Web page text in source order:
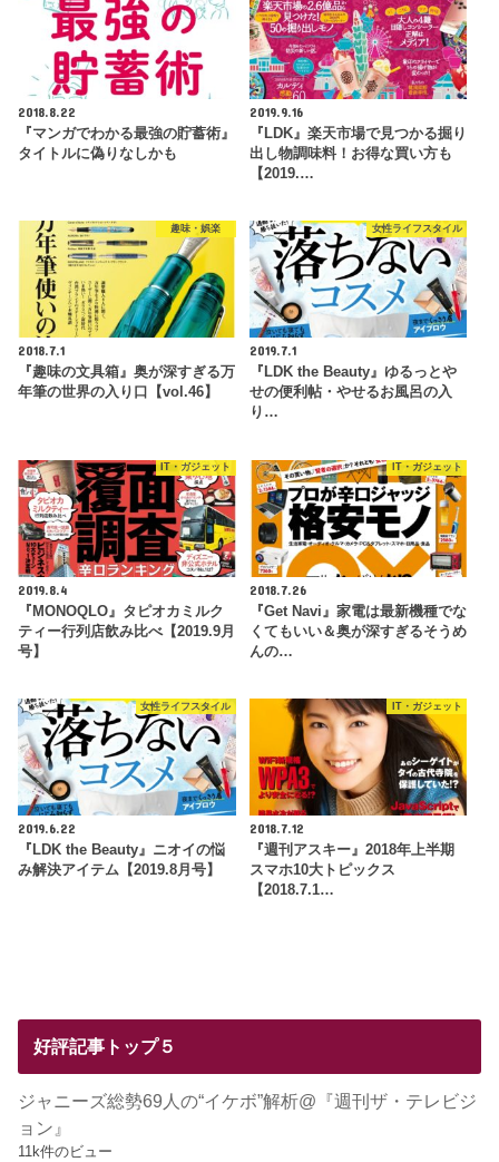
2018.8.22
『マンガでわかる最強の貯蓄術』
タイトルに偽りなしかも
2019.9.16
『LDK』楽天市場で見つかる掘り
出し物調味料！お得な買い方も
【2019.…
趣味・娯楽
2018.7.1
『趣味の文具箱』奥が深すぎる万
年筆の世界の入り口【vol.46】
女性ライフスタイル
2019.7.1
『LDK the Beauty』ゆるっとや
せの便利帖・やせるお風呂の入
り…
IT・ガジェット
2019.8.4
『MONOQLO』タピオカミルク
ティー行列店飲み比べ【2019.9月
号】
IT・ガジェット
2018.7.26
『Get Navi』家電は最新機種でな
くてもいい＆奥が深すぎるそうめ
んの…
女性ライフスタイル
2019.6.22
『LDK the Beauty』ニオイの悩
み解決アイテム【2019.8月号】
IT・ガジェット
2018.7.12
『週刊アスキー』2018年上半期
スマホ10大トピックス
【2018.7.1…
好評記事トップ５
ジャニーズ総勢69人の“イケボ”解析@『週刊ザ・テレビジ
ョン』
11k件のビュー